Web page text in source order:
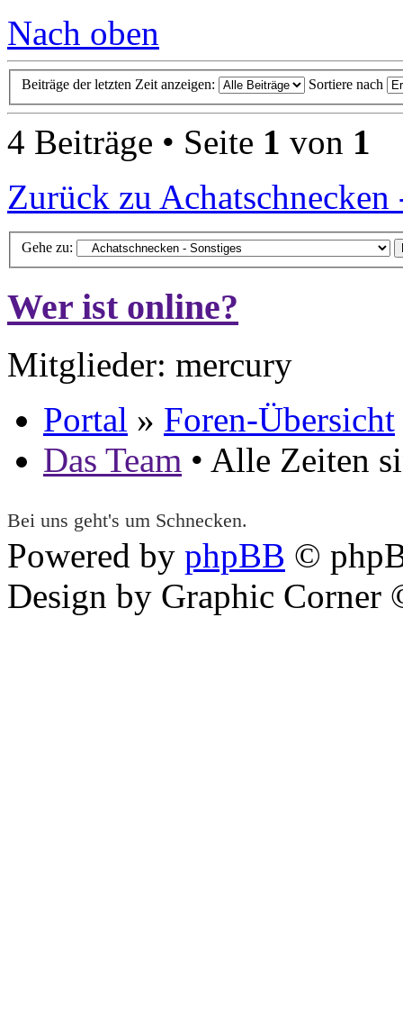
Nach oben
Beiträge der letzten Zeit anzeigen: Sortiere nach
4 Beiträge • Seite 1 von 1
Zurück zu Achatschnecken
Gehe zu:
Wer ist online?
Mitglieder: mercury
Portal » Foren-Übersicht
Das Team • Alle Zeiten
Bei uns geht's um Schnecken.
Powered by phpBB ©
Design by Graphic Corner